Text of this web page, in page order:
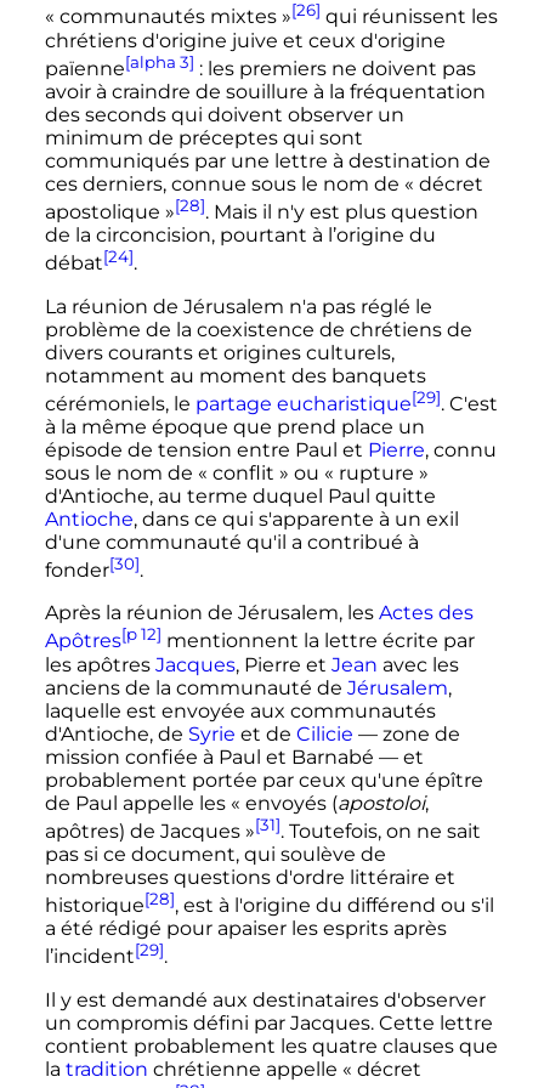
« communautés mixtes »[26] qui réunissent les
chrétiens d'origine juive et ceux d'origine
païenne[alpha 3] : les premiers ne doivent pas
avoir à craindre de souillure à la fréquentation
des seconds qui doivent observer un
minimum de préceptes qui sont
communiqués par une lettre à destination de
ces derniers, connue sous le nom de « décret
apostolique »[28]. Mais il n'y est plus question
de la circoncision, pourtant à l’origine du
débat[24].
La réunion de Jérusalem n'a pas réglé le
problème de la coexistence de chrétiens de
divers courants et origines culturels,
notamment au moment des banquets
cérémoniels, le partage eucharistique[29]. C'est
à la même époque que prend place un
épisode de tension entre Paul et Pierre, connu
sous le nom de « conflit » ou « rupture »
d'Antioche, au terme duquel Paul quitte
Antioche, dans ce qui s'apparente à un exil
d'une communauté qu'il a contribué à
fonder[30].
Après la réunion de Jérusalem, les Actes des
Apôtres[p 12] mentionnent la lettre écrite par
les apôtres Jacques, Pierre et Jean avec les
anciens de la communauté de Jérusalem,
laquelle est envoyée aux communautés
d'Antioche, de Syrie et de Cilicie — zone de
mission confiée à Paul et Barnabé — et
probablement portée par ceux qu'une épître
de Paul appelle les « envoyés (apostoloi,
apôtres) de Jacques »[31]. Toutefois, on ne sait
pas si ce document, qui soulève de
nombreuses questions d'ordre littéraire et
historique[28], est à l'origine du différend ou s'il
a été rédigé pour apaiser les esprits après
l’incident[29].
Il y est demandé aux destinataires d'observer
un compromis défini par Jacques. Cette lettre
contient probablement les quatre clauses que
la tradition chrétienne appelle « décret